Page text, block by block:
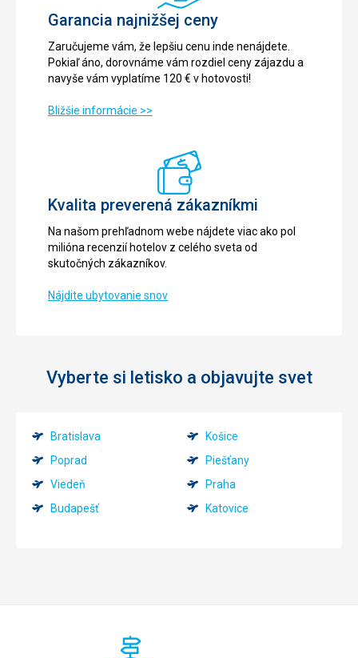
Garancia najnižšej ceny
Zaručujeme vám, že lepšiu cenu inde nenájdete.
Pokiaľ áno, dorovnáme vám rozdiel ceny zájazdu a
navyše vám vyplatíme 120 € v hotovosti!
Bližšie informácie >>
Kvalita preverená zákazníkmi
Na našom prehľadnom webe nájdete viac ako pol
milióna recenzií hotelov z celého sveta od
skutočných zákazníkov.
Nájdite ubytovanie snov
Vyberte si letisko a objavujte svet
Bratislava
Košice
Poprad
Piešťany
Viedeň
Praha
Budapešť
Katovice